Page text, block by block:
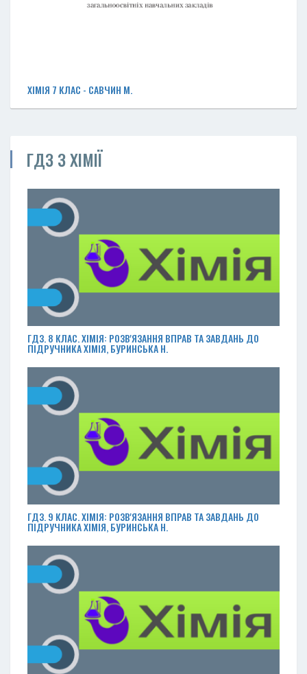
ХІМІЯ 7 КЛАС - САВЧИН М.
ГДЗ З ХІМІЇ
ГДЗ. 8 КЛАС. ХІМІЯ: РОЗВ'ЯЗАННЯ ВПРАВ ТА ЗАВДАНЬ ДО
ПІДРУЧНИКА ХІМІЯ, БУРИНСЬКА Н.
ГДЗ. 9 КЛАС. ХІМІЯ: РОЗВ'ЯЗАННЯ ВПРАВ ТА ЗАВДАНЬ ДО
ПІДРУЧНИКА ХІМІЯ, БУРИНСЬКА Н.